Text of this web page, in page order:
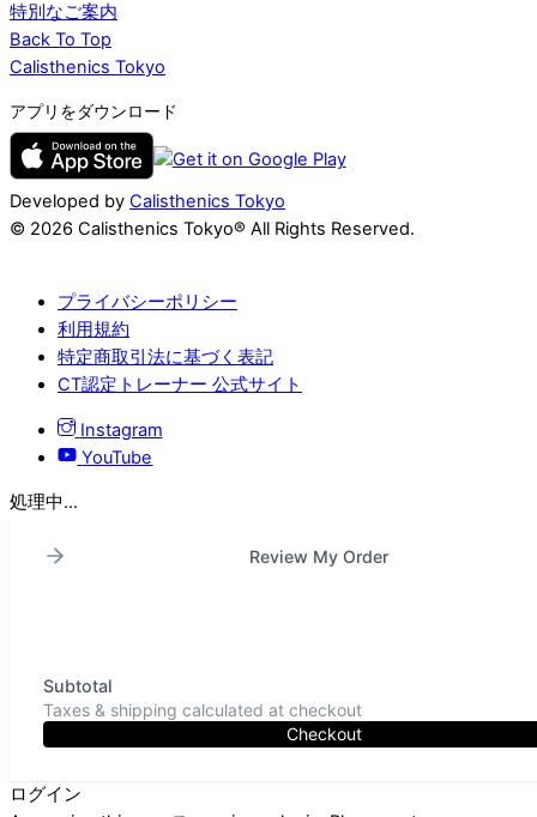
特別なご案内
Back To Top
Calisthenics Tokyo
アプリをダウンロード
Developed by Calisthenics Tokyo
© 2026 Calisthenics Tokyo® All Rights Reserved.
プライバシーポリシー
利用規約
特定商取引法に基づく表記
CT認定トレーナー 公式サイト
Instagram
YouTube
処理中...
Review My Order
Subtotal
Taxes & shipping calculated at checkout
Checkout
ログイン